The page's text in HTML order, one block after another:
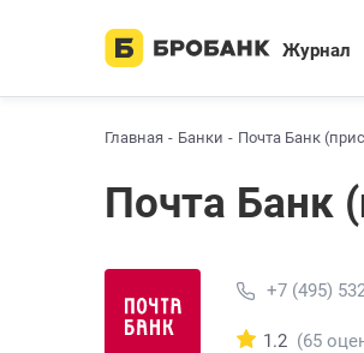
Журнал
Главная Банки Почта Банк
Почта Банк
+7 (495)
1.2 (65